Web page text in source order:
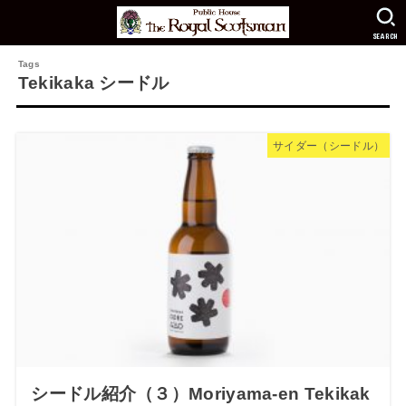
SEARCH
Tekikaka シードル
サイダー（シードル）
シードル紹介（３）Moriyama-en Tekikak